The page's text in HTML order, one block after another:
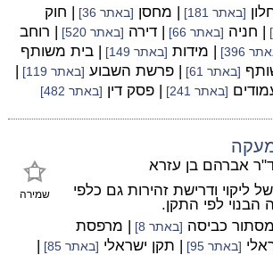
[באתר 181] | מחסן [באתר 36]
| חוק
| חניה [באתר 66] | דירה [באתר 520] | רוחב
396] | מידות [באתר 149] | בית משותף
[באתר 61] | פרשת השבוע [באתר 119]
|
[באתר 241] | פסק דין [באתר 482]
שמירה
אברהם בן עזרא
ליקוי ודרישת זהירות גם כלפי
לפי התקן.
כביסה [באתר 8] | מרפסת
[באתר 95] | תקן ישראלי [באתר 85]
|